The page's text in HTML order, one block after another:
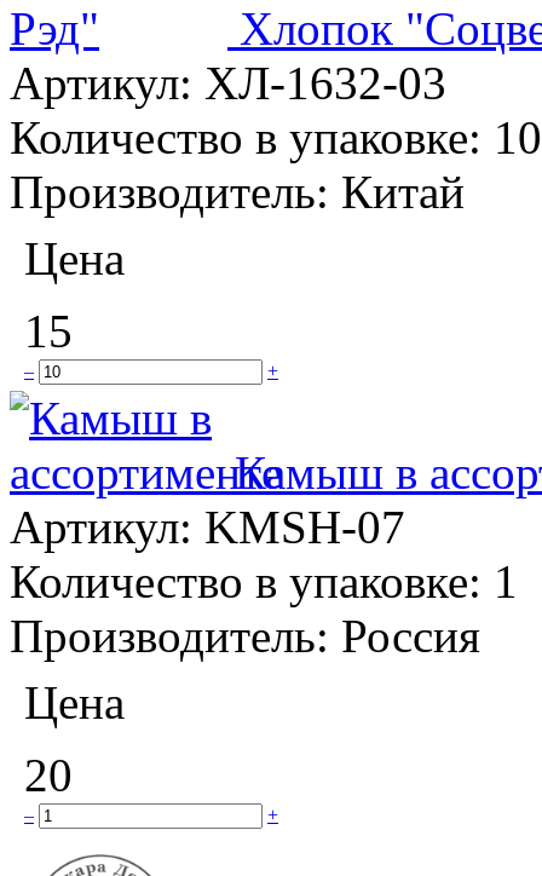
Хлопок
Артикул: ХЛ-1632-03
Количество в упаковке: 10
Производитель: Китай
Цена
15
– +
Камыш в
Артикул: KMSH-07
Количество в упаковке: 1
Производитель: Россия
Цена
20
– +